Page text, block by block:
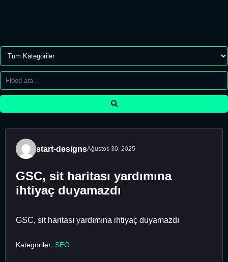
start-designsAğustos 30, 2025
GSC, sit haritası yardımına
ihtiyaç duyamazdı
GSC, sit haritası yardımına ihtiyaç duyamazdı
Kategoriler: SEO